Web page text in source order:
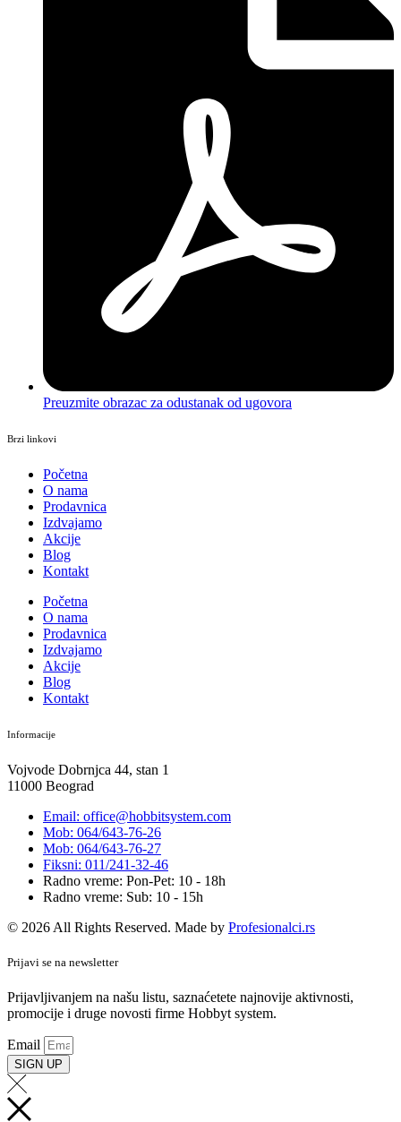
Preuzmite obrazac za odustanak od ugovora
Brzi linkovi
Početna
O nama
Prodavnica
Izdvajamo
Akcije
Blog
Kontakt
Početna
O nama
Prodavnica
Izdvajamo
Akcije
Blog
Kontakt
Informacije
Vojvode Dobrnjca 44, stan 1
11000 Beograd
Email: office@hobbitsystem.com
Mob: 064/643-76-26
Mob: 064/643-76-27
Fiksni: 011/241-32-46
Radno vreme: Pon-Pet: 10 - 18h
Radno vreme: Sub: 10 - 15h
© 2026 All Rights Reserved. Made by Profesionalci.rs
Prijavi se na newsletter
Prijavljivanjem na našu listu, saznaćetete najnovije aktivnosti,
promocije i druge novosti firme Hobbyt system.
Email
SIGN UP